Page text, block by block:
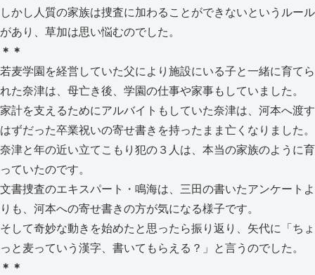
しかし人質の家族は捜査に加わることができないというルール
があり、草加は思い悩むのでした。
＊＊
若麦学園を経営していた父により施設にいる子と一緒に育てら
れた奈津は、母亡き後、学園の仕事や家事もしていました。
家計を支えるためにアルバイトもしていた奈津は、河本へ渡す
はずだった卒業祝いの寄せ書きを持ったまま亡くなりました。
奈津と年の近い立てこもり犯の３人は、本当の家族のように育
っていたのです。
文書捜査のエキスパート・鳴海は、三田の書いたアンケートよ
りも、河本への寄せ書きの方が気になる様子です。
そして奇妙な動きを始めたと思ったら振り返り、矢代に「ちょ
っと麦っていう漢字、書いてもらえる？」と言うのでした。
＊＊